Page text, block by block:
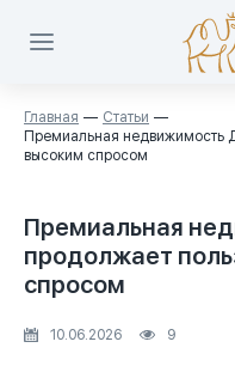
Главная
Статьи
Премиальная недвижимость
высоким спросом
Премиальная
продолжает
спросом
10.06.2026 9